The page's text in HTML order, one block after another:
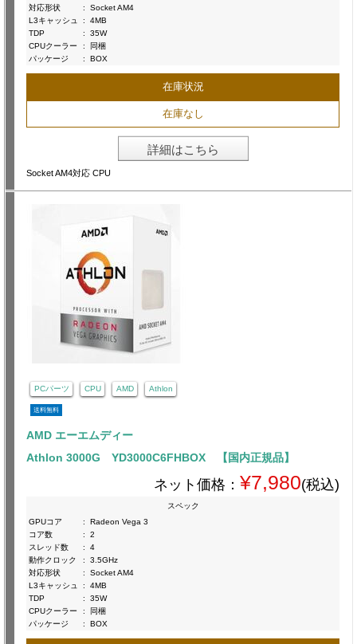
対応形状
:
Socket AM4
L3キャッシュ
:
4MB
TDP
:
35W
CPUクーラー
:
同梱
パッケージ
: BOX
在庫状況
在庫なし
詳細はこちら
Socket AM4対応 CPU
PCパーツ CPU AMD Athlon
送料無料
AMD エーエムディー
Athlon 3000G YD3000C6FHBOX 【国内正規品】
ネット価格： ¥7,980(税込)
スペック
GPUコア
:
Radeon Vega 3
コア数
:
2
スレッド数
:
4
動作クロック
:
3.5GHz
対応形状
:
Socket AM4
L3キャッシュ
:
4MB
TDP
:
35W
CPUクーラー
:
同梱
パッケージ
: BOX